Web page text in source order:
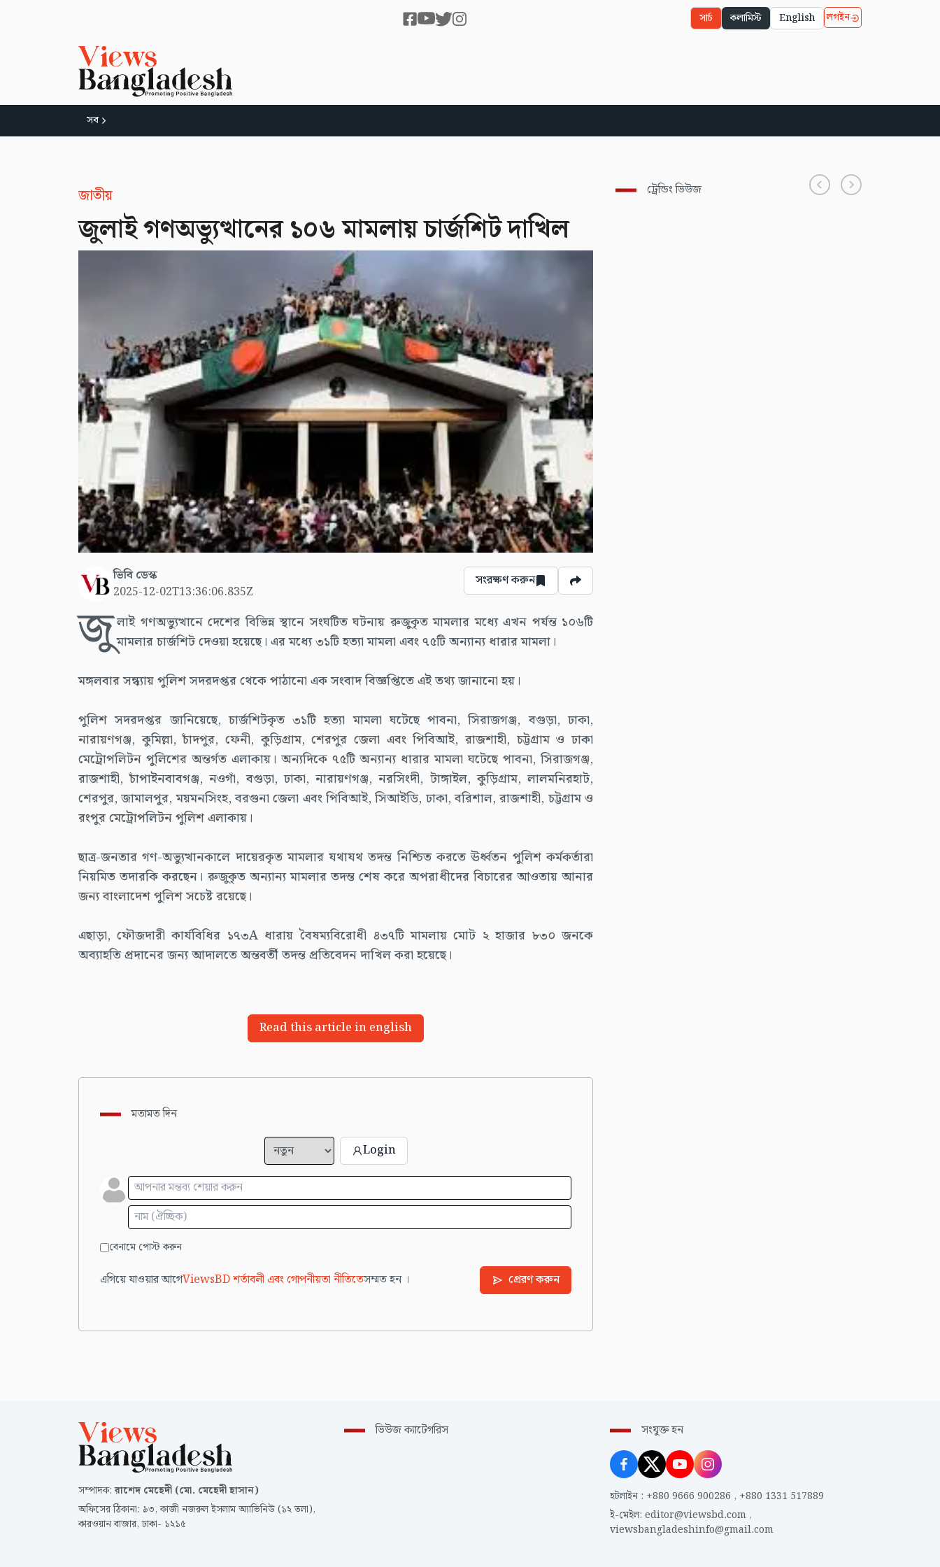
সার্চ কলামিস্ট English লগইন
সব
জাতীয়
জুলাই গণঅভ্যুত্থানের ১০৬ মামলায় চার্জশিট দাখিল
ভিবি ডেস্ক
2025-12-02T13:36:06.835Z
সংরক্ষণ করুন
জুলাই গণঅভ্যুত্থানে দেশের বিভিন্ন স্থানে সংঘটিত ঘটনায় রুজুকৃত মামলার মধ্যে এখন পর্যন্ত ১০৬টি
মামলার চার্জশিট দেওয়া হয়েছে। এর মধ্যে ৩১টি হত্যা মামলা এবং ৭৫টি অন্যান্য ধারার মামলা।
মঙ্গলবার সন্ধ্যায় পুলিশ সদরদপ্তর থেকে পাঠানো এক সংবাদ বিজ্ঞপ্তিতে এই তথ্য জানানো হয়।
পুলিশ সদরদপ্তর জানিয়েছে, চার্জশিটকৃত ৩১টি হত্যা মামলা ঘটেছে পাবনা, সিরাজগঞ্জ, বগুড়া, ঢাকা,
নারায়ণগঞ্জ, কুমিল্লা, চাঁদপুর, ফেনী, কুড়িগ্রাম, শেরপুর জেলা এবং পিবিআই, রাজশাহী, চট্টগ্রাম ও ঢাকা
মেট্রোপলিটন পুলিশের অন্তর্গত এলাকায়। অন্যদিকে ৭৫টি অন্যান্য ধারার মামলা ঘটেছে পাবনা, সিরাজগঞ্জ,
রাজশাহী, চাঁপাইনবাবগঞ্জ, নওগাঁ, বগুড়া, ঢাকা, নারায়ণগঞ্জ, নরসিংদী, টাঙ্গাইল, কুড়িগ্রাম, লালমনিরহাট,
শেরপুর, জামালপুর, ময়মনসিংহ, বরগুনা জেলা এবং পিবিআই, সিআইডি, ঢাকা, বরিশাল, রাজশাহী, চট্টগ্রাম ও
রংপুর মেট্রোপলিটন পুলিশ এলাকায়।
ছাত্র-জনতার গণ-অভ্যুত্থানকালে দায়েরকৃত মামলার যথাযথ তদন্ত নিশ্চিত করতে ঊর্ধ্বতন পুলিশ কর্মকর্তারা
নিয়মিত তদারকি করছেন। রুজুকৃত অন্যান্য মামলার তদন্ত শেষ করে অপরাধীদের বিচারের আওতায় আনার
জন্য বাংলাদেশ পুলিশ সচেষ্ট রয়েছে।
এছাড়া, ফৌজদারী কার্যবিধির ১৭৩A ধারায় বৈষম্যবিরোধী ৪৩৭টি মামলায় মোট ২ হাজার ৮৩০ জনকে
অব্যাহতি প্রদানের জন্য আদালতে অন্তবর্তী তদন্ত প্রতিবেদন দাখিল করা হয়েছে।
Read this article in english
মতামত দিন
Login
বেনামে পোস্ট করুন
এগিয়ে যাওয়ার আগেViewsBD শর্তাবলী এবং গোপনীয়তা নীতিতেসম্মত হন । প্রেরণ করুন
ট্রেন্ডিং ভিউজ
সম্পাদক:রাশেদ মেহেদী (মো. মেহেদী হাসান)
অফিসের ঠিকানা: ৯৩, কাজী নজরুল ইসলাম অ্যাভিনিউ (১২ তলা),
কারওয়ান বাজার, ঢাকা- ১২১৫
ভিউজ ক্যাটেগরিস সংযুক্ত হন
হটলাইন : +880 9666 900286 , +880 1331 517889
ই-মেইল: editor@viewsbd.com,
viewsbangladeshinfo@gmail.com